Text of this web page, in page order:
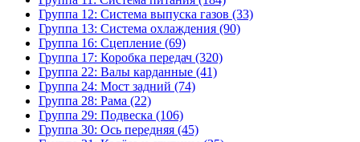
Группа 12: Система выпуска газов (33)
Группа 13: Система охлаждения (90)
Группа 16: Сцепление (69)
Группа 17: Коробка передач (320)
Группа 22: Валы карданные (41)
Группа 24: Мост задний (74)
Группа 28: Рама (22)
Группа 29: Подвеска (106)
Группа 30: Ось передняя (45)